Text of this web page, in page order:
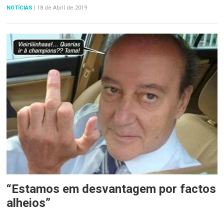
NOTÍCIAS 18 de Abril de 2019
“Estamos em desvantagem por factos
alheios”